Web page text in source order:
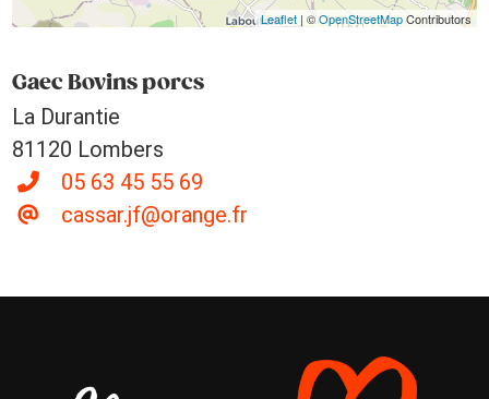
Leaflet| ©OpenStreetMapContributors
Gaec Bovins porcs
La Durantie
81120 Lombers
05 63 45 55 69
cassar.jf@orange.fr